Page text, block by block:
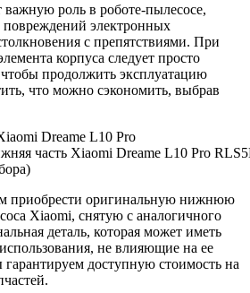
роль в роботе-пылесосе,
повреждений электронных
с препятствиями. При
корпуса следует просто
чтобы продолжить эксплуатацию
что можно сэкономить, выбрав
часть Xiaomi Dreame L10 Pro
приобрести оригинальную нижнюю
Xiaomi, снятую с аналогичного
деталь, которая может иметь
не влияющие на ее
доступную стоимость на